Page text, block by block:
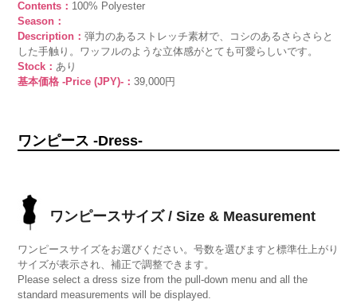
Contents： 100% Polyester
Season：
Description：弾力のあるストレッチ素材で、コシのあるさらさらと
した手触り。ワッフルのような立体感がとても可愛らしいです。
Stock：あり
基本価格 -Price (JPY)-：39,000円
ワンピース -Dress-
ワンピースサイズ / Size & Measurement
ワンピースサイズをお選びください。号数を選びますと標準仕上がり
サイズが表示され、補正で調整できます。
Please select a dress size from the pull-down menu and all the
standard measurements will be displayed.